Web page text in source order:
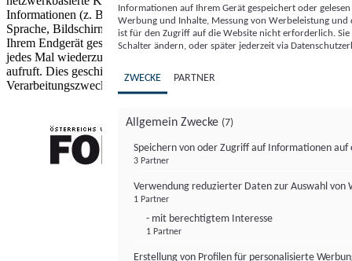
Informationen (z. B. Browsertyp und Browserinformationen,
Sprache, Bildschirmgröße, unterstützte Technologien usw.) auf
Ihrem Endgerät gespeichert oder von dort ausgelesen werden, um es
jedes Mal wiederzuerkennen, wenn es eine App oder einer Webseite
aufruft. Dies geschieht für einen oder mehrere der hier aufgeführten
Verarbeitungszwecke.
Informationen auf Ihrem Gerät gespeichert oder
Werbung und Inhalte, Messung von Werbeleistung
ist für den Zugriff auf die Website nicht erforderlich.
Schalter ändern, oder später jederzeit via
ZWECKE PARTNER
Allgemein Zwecke (7)
Speichern von oder Zugriff auf Informationen auf
3 Partner
Verwendung reduzierter Daten zur Auswahl von
1 Partner
- mit berechtigtem Interesse
1 Partner
Erstellung von Profilen für personalisierte
FONDS professionell